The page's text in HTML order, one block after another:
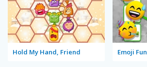
Hold My Hand, Friend Emoji Fun